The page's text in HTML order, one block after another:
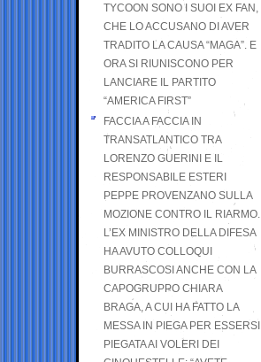
TYCOON SONO I SUOI EX FAN,
CHE LO ACCUSANO DI AVER
TRADITO LA CAUSA “MAGA”. E
ORA SI RIUNISCONO PER
LANCIARE IL PARTITO
“AMERICA FIRST”
FACCIA A FACCIA IN
TRANSATLANTICO TRA
LORENZO GUERINI E IL
RESPONSABILE ESTERI
PEPPE PROVENZANO SULLA
MOZIONE CONTRO IL RIARMO.
L’EX MINISTRO DELLA DIFESA
HA AVUTO COLLOQUI
BURRASCOSI ANCHE CON LA
CAPOGRUPPO CHIARA
BRAGA, A CUI HA FATTO LA
MESSA IN PIEGA PER ESSERSI
PIEGATA AI VOLERI DEI